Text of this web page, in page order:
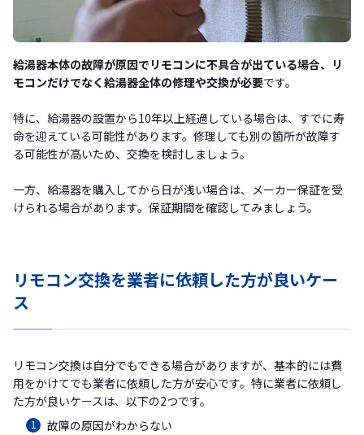
給湯器本体の故障が原因でリモコンに不具合が出ている場合、リ
モコンだけでなく給湯器全体の修理や交換が必要です。
特に、給湯器の設置から10年以上経過している場合は、すでに寿
命を迎えている可能性があります。修理しても別の箇所が故障す
る可能性が高いため、交換を検討しましょう。
一方、給湯器を購入してから日が浅い場合は、メーカー保証を受
けられる場合があります。保証期間を確認してみましょう。
リモコン交換を業者に依頼した方が良いケー
ス
リモコン交換は自分でもできる場合がありますが、基本的には費
用をかけてでも業者に依頼した方が安心です。特に業者に依頼し
た方が良いケースは、以下の2つです。
故障の原因がわからない